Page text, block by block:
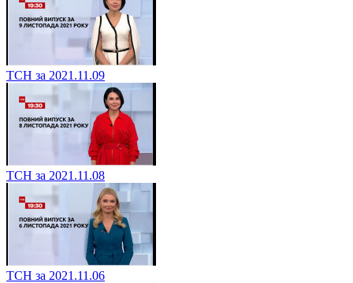
ТСН за 2021.11.09
ТСН за 2021.11.08
ТСН за 2021.11.06